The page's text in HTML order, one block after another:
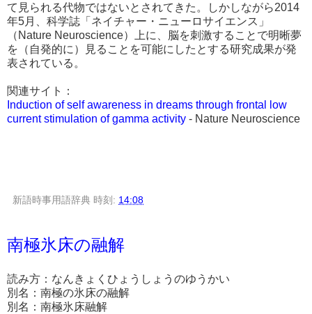
て見られる代物ではないとされてきた。しかしながら2014
年5月、科学誌「ネイチャー・ニューロサイエンス」
（Nature Neuroscience）上に、脳を刺激することで明晰夢
を（自発的に）見ることを可能にしたとする研究成果が発
表されている。
関連サイト：
Induction of self awareness in dreams through frontal low
current stimulation of gamma activity - Nature Neuroscience
新語時事用語辞典 時刻: 14:08
南極氷床の融解
読み方：なんきょくひょうしょうのゆうかい
別名：南極の氷床の融解
別名：南極氷床融解